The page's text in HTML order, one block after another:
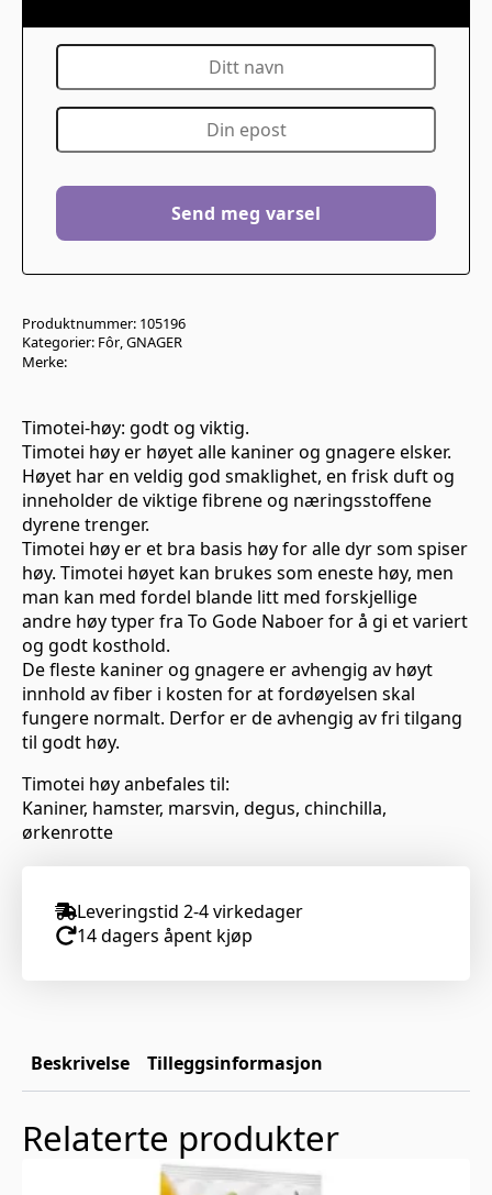
Produktnummer: 105196
Kategorier: Fôr GNAGER
Merke:
Timotei-høy: godt og viktig.
Timotei høy er høyet alle kaniner og gnagere elsker.
Høyet har en veldig god smaklighet, en frisk duft og
inneholder de viktige fibrene og næringsstoffene
dyrene trenger.
Timotei høy er et bra basis høy for alle dyr som spiser
høy. Timotei høyet kan brukes som eneste høy, men
man kan med fordel blande litt med forskjellige
andre høy typer fra To Gode Naboer for å gi et variert
og godt kosthold.
De fleste kaniner og gnagere er avhengig av høyt
innhold av fiber i kosten for at fordøyelsen skal
fungere normalt. Derfor er de avhengig av fri tilgang
til godt høy.
Timotei høy anbefales til:
Kaniner, hamster, marsvin, degus, chinchilla,
ørkenrotte
Leveringstid 2-4 virkedager
14 dagers åpent kjøp
Beskrivelse Tilleggsinformasjon
Relaterte produkter